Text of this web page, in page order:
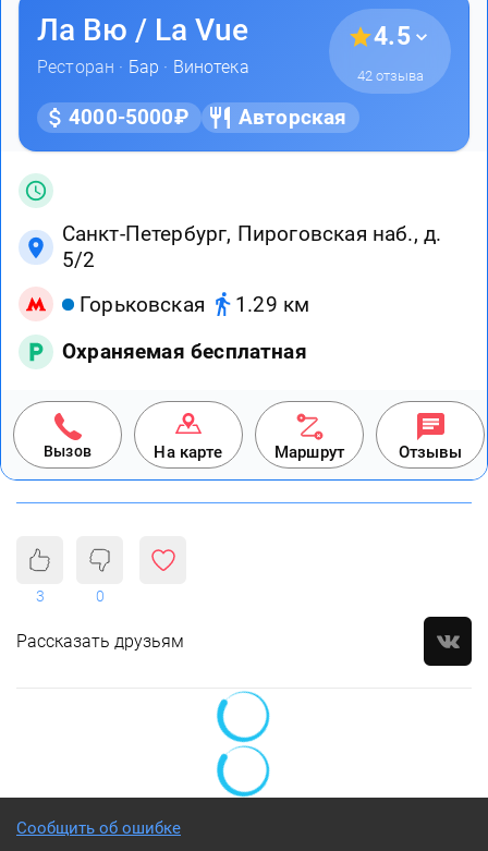
Ла Вю / La Vue
Ресторан · Бар · Винотека
4.5
42 отзыва
4000-5000₽ Авторская
Санкт-Петербург, Пироговская наб., д.
5/2
Горьковская
1.29 км
Охраняемая бесплатная
Вызов На карте Маршрут Отзывы
3 0
Рассказать друзьям
Сообщить об ошибке